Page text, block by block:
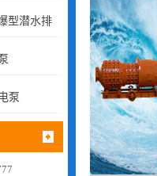
型潜水排
泵